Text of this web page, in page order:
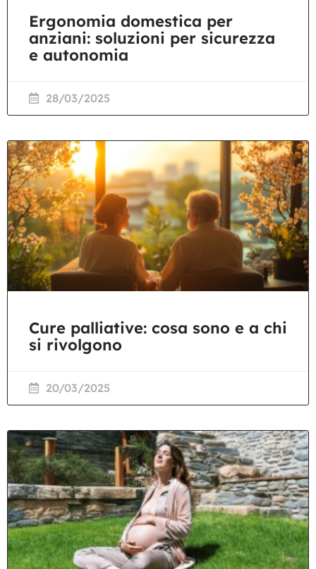
Ergonomia domestica per
anziani: soluzioni per sicurezza
e autonomia
28/03/2025
Cure palliative: cosa sono e a chi
si rivolgono
20/03/2025